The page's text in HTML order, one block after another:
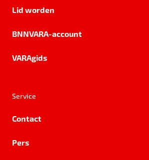
Lid worden
BNNVARA-account
VARAgids
Service
Contact
Pers